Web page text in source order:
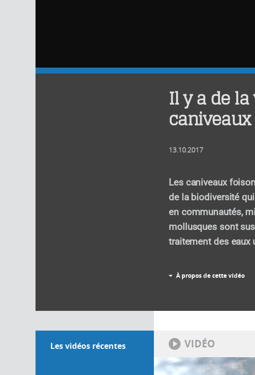
Il y a de
caniveaux
13.10.2017
Les caniveaux
de la biodiversité
en communautés,
mollusques sont
traitement des eaux
À propos de cette vidéo
Les vidéos récentes VIDÉO